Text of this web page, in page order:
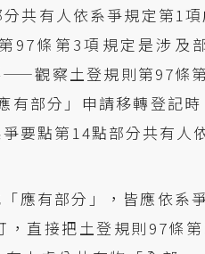
共有人依系爭規定第1
97條第3項規定是涉及
觀察土登規則第97條
有部分」申請移轉登記
爭要點第14點部分共有人
應有部分」，皆應依系
，直接把土登規則97條